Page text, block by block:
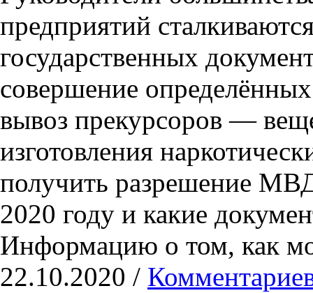
предприятий
государственных
совершение
вывоз прекурсоров —
изготовления
получить разрешение
2020 году и какие
Информацию о том, как
22.10.2020 /